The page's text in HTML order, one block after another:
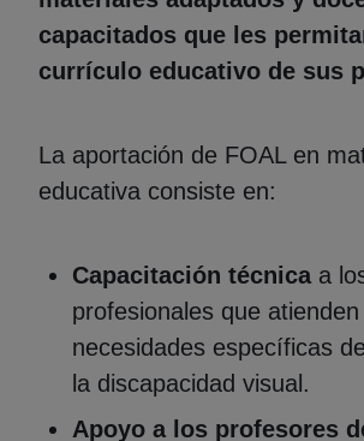
capacitados que les
currículo educativo de sus
La aportación de FOAL en
educativa consiste en:
Capacitación técnica a
profesionales que atienden
necesidades específicas
la discapacidad visual.
Apoyo a los profesores